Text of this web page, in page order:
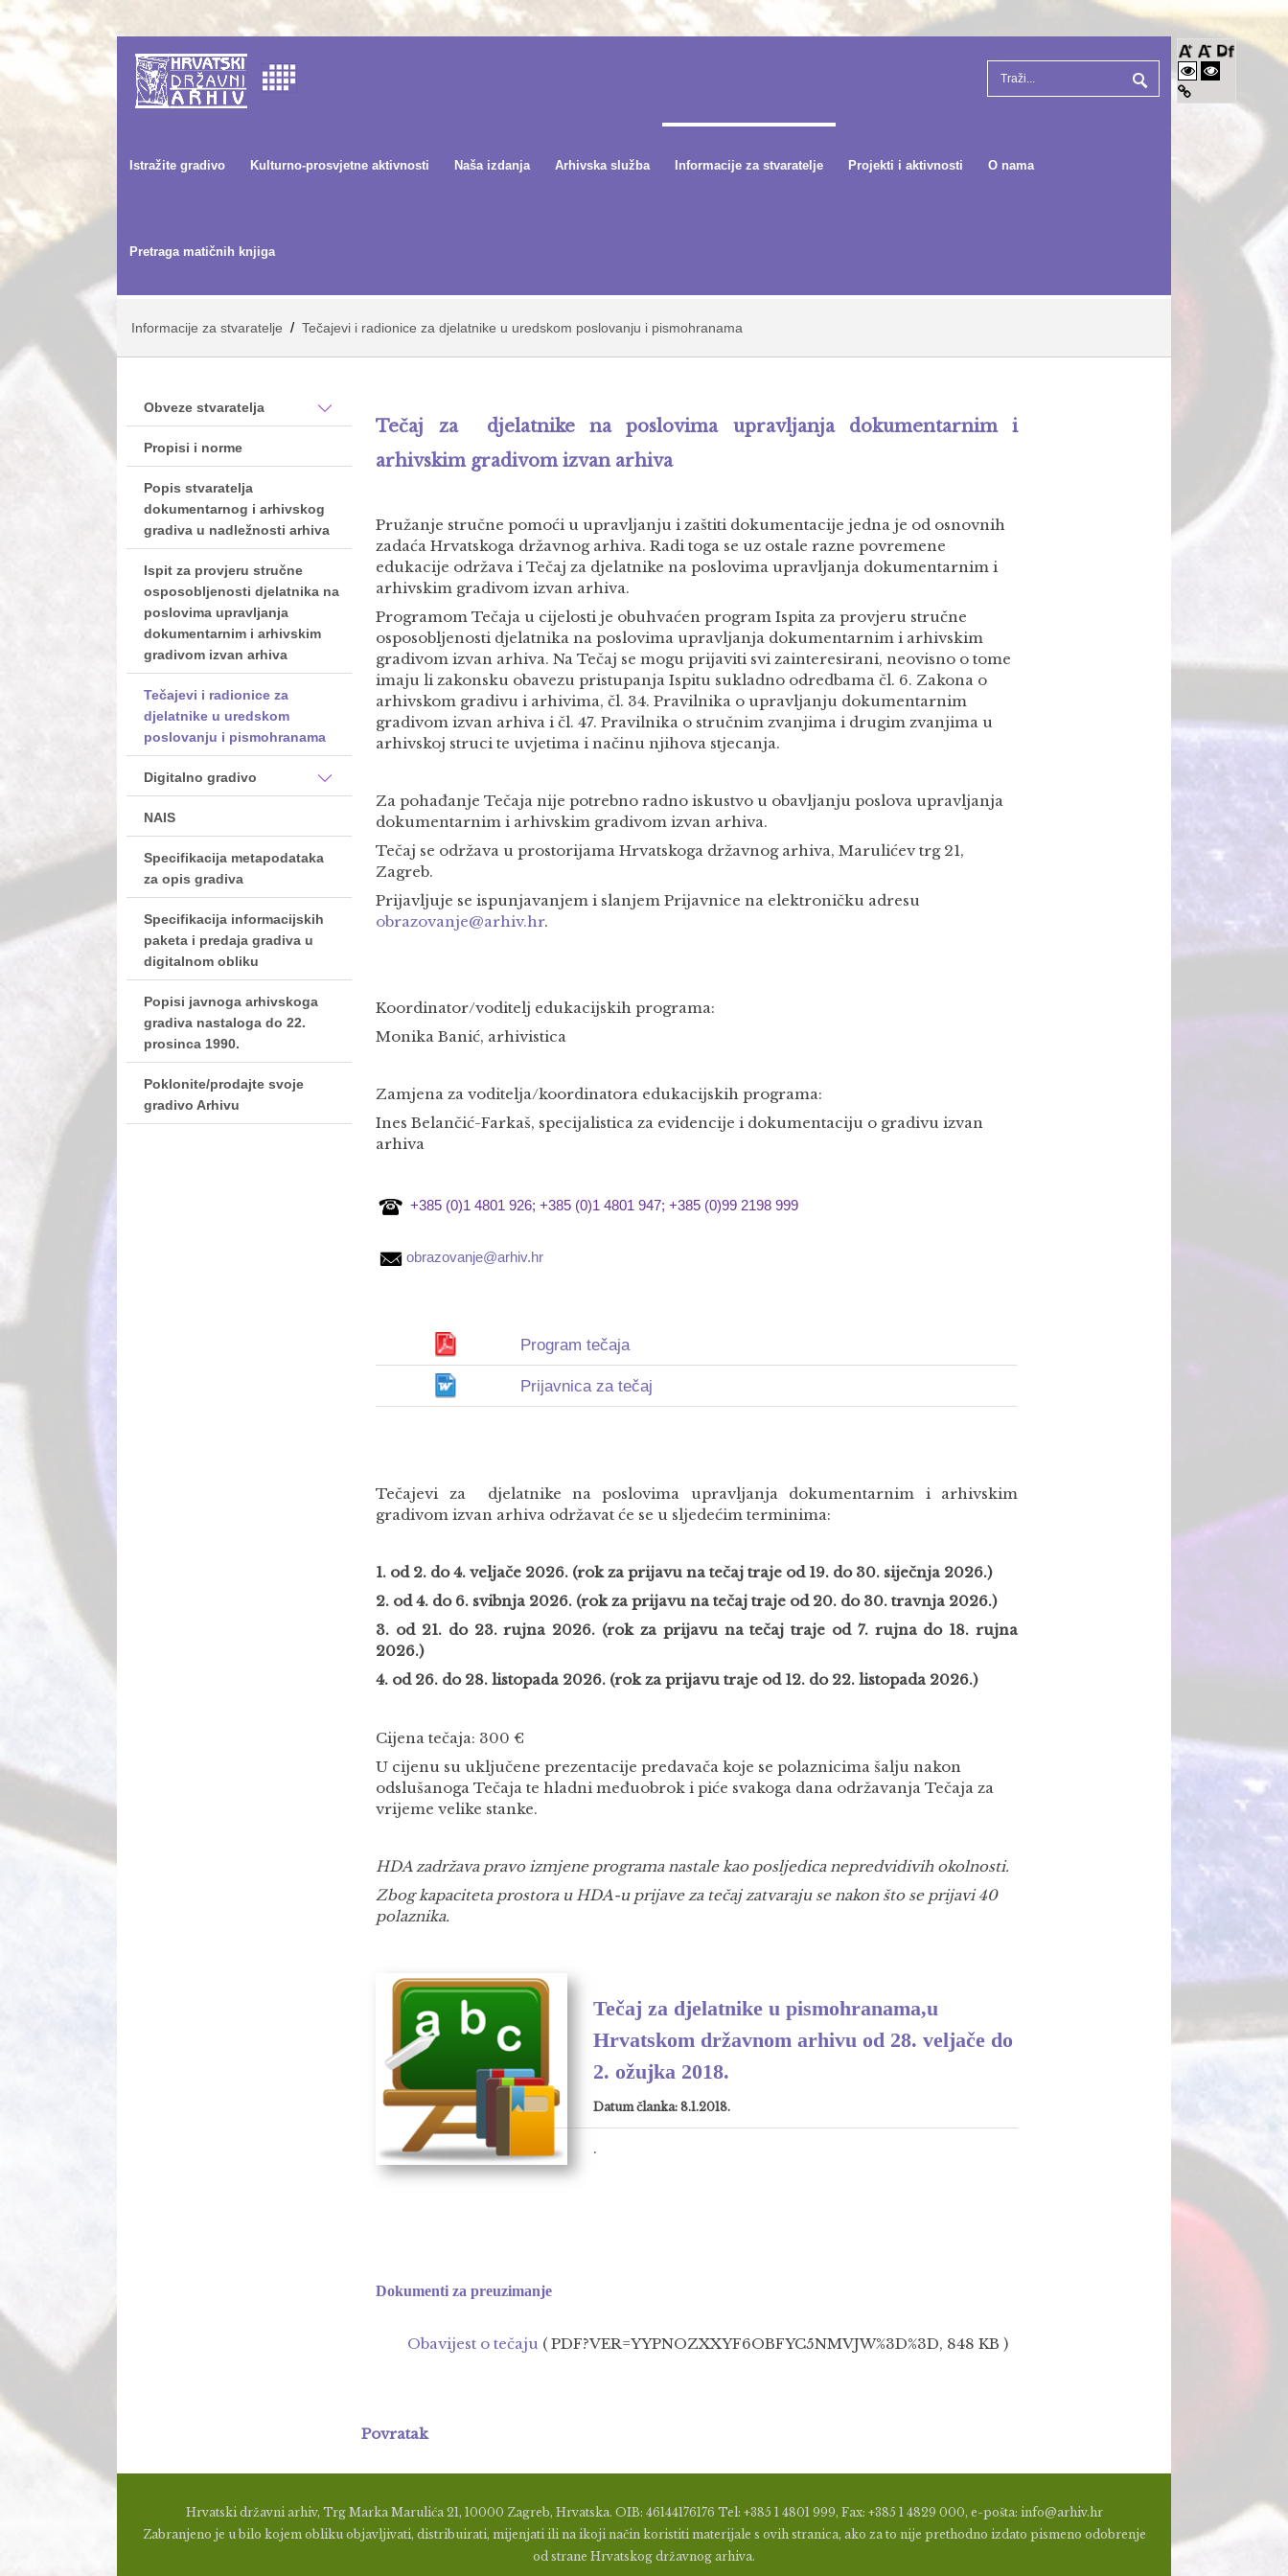
Istražite gradivo Kulturno-prosvjetne aktivnosti Naša izdanja Arhivska služba Informacije za stvaratelje Projekti i aktivnosti O nama
Pretraga matičnih knjiga
Informacije za stvaratelje / Tečajevi i radionice za djelatnike u uredskom poslovanju i pismohranama
Obveze stvaratelja
Propisi i norme
Popis stvaratelja
dokumentarnog i arhivskog
gradiva u nadležnosti arhiva
Ispit za provjeru stručne
osposobljenosti djelatnika na
poslovima upravljanja
dokumentarnim i arhivskim
gradivom izvan arhiva
Tečajevi i radionice za
djelatnike u uredskom
poslovanju i pismohranama
Digitalno gradivo
NAIS
Specifikacija metapodataka
za opis gradiva
Specifikacija informacijskih
paketa i predaja gradiva u
digitalnom obliku
Popisi javnoga arhivskoga
gradiva nastaloga do 22.
prosinca 1990.
Poklonite/prodajte svoje
gradivo Arhivu
Tečaj za djelatnike na poslovima upravljanja dokumentarnim i
arhivskim gradivom izvan arhiva
Pružanje stručne pomoći u upravljanju i zaštiti dokumentacije jedna je od osnovnih
zadaća Hrvatskoga državnog arhiva. Radi toga se uz ostale razne povremene
edukacije održava i Tečaj za djelatnike na poslovima upravljanja dokumentarnim i
arhivskim gradivom izvan arhiva.
Programom Tečaja u cijelosti je obuhvaćen program Ispita za provjeru stručne
osposobljenosti djelatnika na poslovima upravljanja dokumentarnim i arhivskim
gradivom izvan arhiva. Na Tečaj se mogu prijaviti svi zainteresirani, neovisno o tome
imaju li zakonsku obavezu pristupanja Ispitu sukladno odredbama čl. 6. Zakona o
arhivskom gradivu i arhivima, čl. 34. Pravilnika o upravljanju dokumentarnim
gradivom izvan arhiva i čl. 47. Pravilnika o stručnim zvanjima i drugim zvanjima u
arhivskoj struci te uvjetima i načinu njihova stjecanja.
Za pohađanje Tečaja nije potrebno radno iskustvo u obavljanju poslova upravljanja
dokumentarnim i arhivskim gradivom izvan arhiva.
Tečaj se održava u prostorijama Hrvatskoga državnog arhiva, Marulićev trg 21,
Zagreb.
Prijavljuje se ispunjavanjem i slanjem Prijavnice na elektroničku adresu
obrazovanje@arhiv.hr.
Koordinator/voditelj edukacijskih programa:
Monika Banić, arhivistica
Zamjena za voditelja/koordinatora edukacijskih programa:
Ines Belančić-Farkaš, specijalistica za evidencije i dokumentaciju o gradivu izvan
arhiva
+385 (0)1 4801 926; +385 (0)1 4801 947; +385 (0)99 2198 999
obrazovanje@arhiv.hr
Program tečaja
Prijavnica za tečaj
Tečajevi za djelatnike na poslovima upravljanja dokumentarnim i arhivskim
gradivom izvan arhiva održavat će se u sljedećim terminima:
1. od 2. do 4. veljače 2026. (rok za prijavu na tečaj traje od 19. do 30. siječnja 2026.)
2. od 4. do 6. svibnja 2026. (rok za prijavu na tečaj traje od 20. do 30. travnja 2026.)
3. od 21. do 23. rujna 2026. (rok za prijavu na tečajtraje od 7. rujna do 18. rujna
2026.)
4. od 26. do 28. listopada 2026. (rok za prijavu traje od 12. do 22. listopada 2026.)
Cijena tečaja: 300 €
U cijenu su uključene prezentacije predavača koje se polaznicima šalju nakon
odslušanoga Tečaja te hladni međuobrok i piće svakoga dana održavanja Tečaja za
vrijeme velike stanke.
HDA zadržava pravo izmjene programa nastale kao posljedica nepredvidivih okolnosti.
Zbog kapaciteta prostora u HDA-u prijave za tečaj zatvaraju se nakon što se prijavi 40
polaznika.
Tečaj za djelatnike u pismohranama,u
Hrvatskom državnom arhivu od 28. veljače do
2. ožujka 2018.
Datum članka: 8.1.2018.
.
Dokumenti za preuzimanje
Obavijest o tečaju ( PDF?VER=YYPNOZXXYF6OBFYC5NMVJW%3D%3D, 848 KB )
Povratak
Hrvatski državni arhiv, Trg Marka Marulića 21, 10000 Zagreb, Hrvatska. OIB: 46144176176 Tel: +385 1 4801 999, Fax: +385 1 4829 000, e-pošta: info@arhiv.hr
Zabranjeno je u bilo kojem obliku objavljivati, distribuirati, mijenjati ili na ikoji način koristiti materijale s ovih stranica, ako za to nije prethodno izdato pismeno odobrenje
od strane Hrvatskog državnog arhiva.